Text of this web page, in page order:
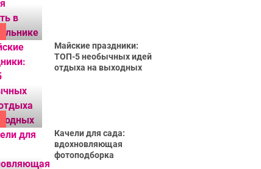
Майские праздники:
ТОП-5 необычных идей
отдыха на выходных
Качели для сада:
вдохновляющая
фотоподборка